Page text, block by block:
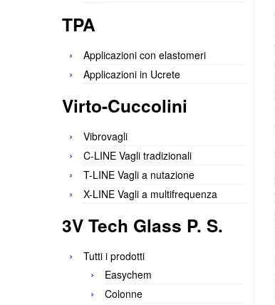
TPA
Applicazioni con elastomeri
Applicazioni in Ucrete
Virto-Cuccolini
Vibrovagli
C-LINE Vagli tradizionali
T-LINE Vagli a nutazione
X-LINE Vagli a multifrequenza
3V Tech Glass P. S.
Tutti i prodotti
Easychem
Colonne